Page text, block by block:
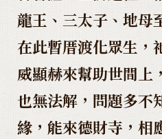
龍王、三太子、地母
在此暫厝渡化眾生，
威顯赫來幫助世間上
也無法解，問題多不
緣，能來德財寺，相